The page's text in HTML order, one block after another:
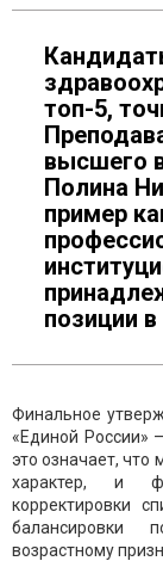
топ-5,
высшего
Полина
пример
позиции в
Финальное
«Единой России»
это означает, что
характер, и
корректировки
балансировки
возрастному